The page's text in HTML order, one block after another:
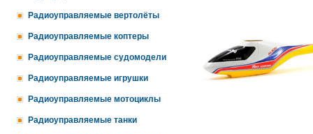
Радиоуправляемые вертолёты
Радиоуправляемые коптеры
Радиоуправляемые судомодели
Радиоуправляемые игрушки
Радиоуправляемые мотоциклы
Радиоуправляемые танки